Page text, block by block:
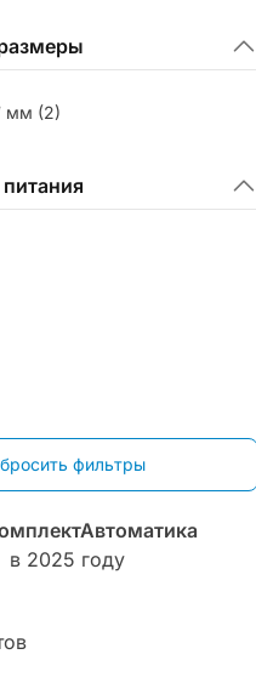
мм (2)
в 2025 году